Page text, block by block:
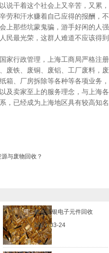
说干着这个社会上又辛苦，又累，
劳和汗水赚着自己应得的报酬，不
上那些坑蒙鬼骗，游手好闲的人强
民最光荣，这群人难道不应该得到
家行政管理，上海工商局严格注册
废铁、废铜、废铝、工厂废料，废
箱、厂房拆除等各种等各项业务，
及卖家至上的服务理念，与上海各
，已经成为上海地区具有较高知名
与废物回收？
镀金镀银电子元件回收
2021-03-24